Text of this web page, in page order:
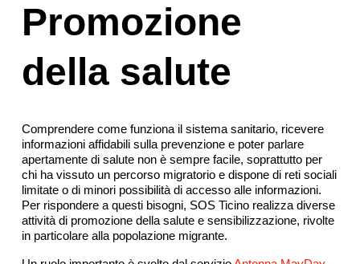
Promozione
della salute
Comprendere come funziona il sistema sanitario, ricevere
informazioni affidabili sulla prevenzione e poter parlare
apertamente di salute non è sempre facile, soprattutto per
chi ha vissuto un percorso migratorio e dispone di reti sociali
limitate o di minori possibilità di accesso alle informazioni.
Per rispondere a questi bisogni, SOS Ticino realizza diverse
attività di promozione della salute e sensibilizzazione, rivolte
in particolare alla popolazione migrante.